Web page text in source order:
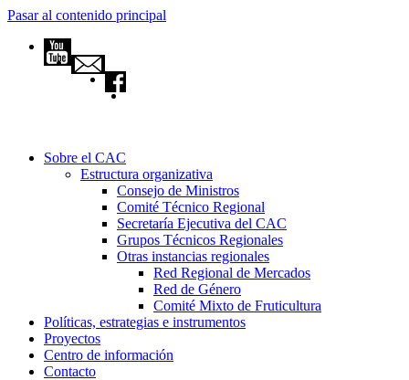
Pasar al contenido principal
Sobre el CAC
Estructura organizativa
Consejo de Ministros
Comité Técnico Regional
Secretaría Ejecutiva del CAC
Grupos Técnicos Regionales
Otras instancias regionales
Red Regional de Mercados
Red de Género
Comité Mixto de Fruticultura
Políticas, estrategias e instrumentos
Proyectos
Centro de información
Contacto